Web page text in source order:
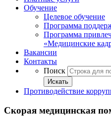
Обучение
Целевое обучение
Программа
Программа
«Медицинские
Вакансии
Контакты
Поиск
Искать
Противодействие
Скорая медицинская